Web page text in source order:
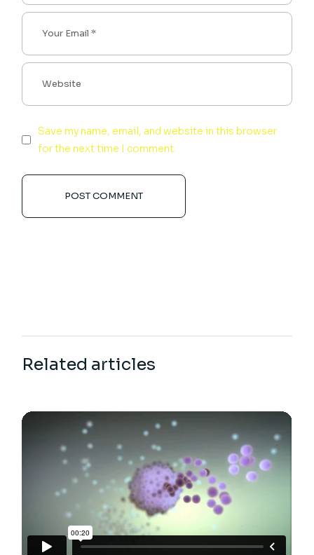
Save my name, email, and website in this browser
for the next time I comment.
POST COMMENT
Related articles